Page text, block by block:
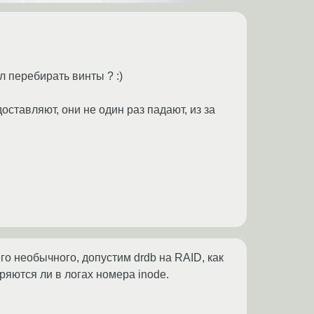
перебирать винты ? :)
они не один раз падают, из за
необычного, допустим drdb на RAID, как
ли в логах номера inode.